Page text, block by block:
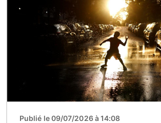
Publié le 09/07/2026 à 14:08